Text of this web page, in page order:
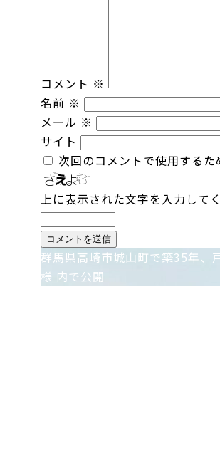
コメント ※
名前 ※
メール ※
サイト
次回のコメントで使用するた
上に表示された文字を入力してく
投
群馬県高崎市城山町で築35年
様 内で公開